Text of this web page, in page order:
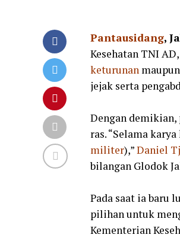
Pantausidang,
Kesehatan TNI AD,
keturunan
jejak serta
Dengan
ras. “Selama
militer),”Daniel
bilangan Glodok
Pada saat ia baru
pilihan untuk
Kementerian